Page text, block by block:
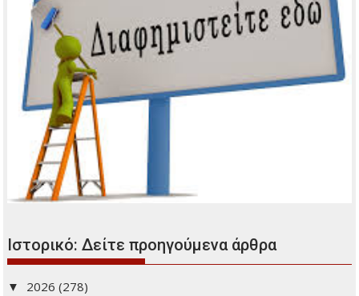
Ιστορικό: Δείτε προηγούμενα άρθρα
2026 (278)